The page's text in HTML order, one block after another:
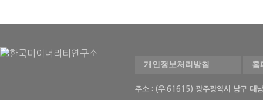
개인정보처리방침 홈
주소 : (우:61615) 광주광역시 남구 대